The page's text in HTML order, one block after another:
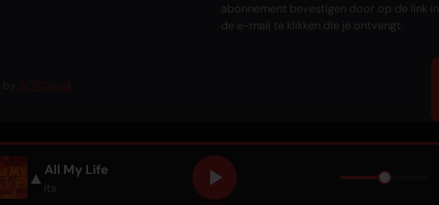
abonnement bevestigen door op de link in
de e-mail te klikken die je ontvangt.
ACRCloud
▲ All My Life
• Only Hits